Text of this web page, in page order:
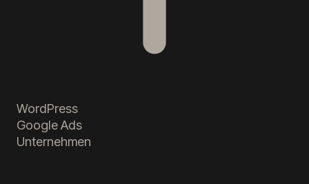
WordPress
Google Ads
Unternehmen